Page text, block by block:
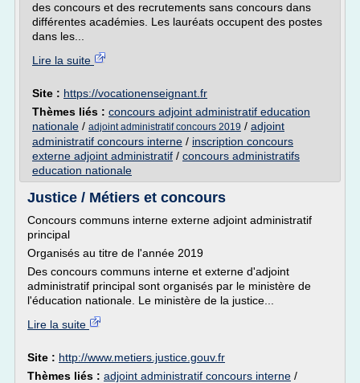
des concours et des recrutements sans concours dans
différentes académies. Les lauréats occupent des postes
dans les...
Lire la suite
Site : https://vocationenseignant.fr
Thèmes liés : concours adjoint administratif education
nationale / adjoint administratif concours 2019 / adjoint
administratif concours interne / inscription concours
externe adjoint administratif / concours administratifs
education nationale
Justice / Métiers et concours
Concours communs interne externe adjoint administratif
principal
Organisés au titre de l'année 2019
Des concours communs interne et externe d'adjoint
administratif principal sont organisés par le ministère de
l'éducation nationale. Le ministère de la justice...
Lire la suite
Site : http://www.metiers.justice.gouv.fr
Thèmes liés : adjoint administratif concours interne /